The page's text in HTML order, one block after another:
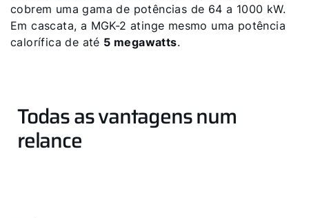
cobrem uma gama de potências de 64 a 1000 kW.
Em cascata, a MGK-2 atinge mesmo uma potência
calorífica de até 5 megawatts.
Todas as vantagens num
relance
Olá!
Como podemos ajudá-lo?